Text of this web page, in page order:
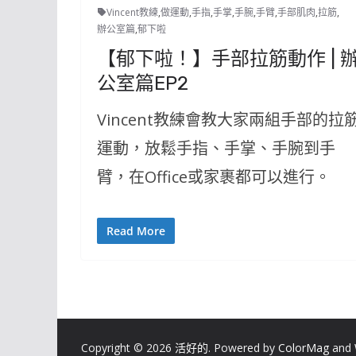
Vincent教練,做運動,手指,手掌,手腕,手臂,手部肌肉,拉筋,
辦公室篇,郁下啦
【郁下啦！】手部拉筋動作 |
公室篇EP2
Vincent教練會教大家兩組手部的拉
運動，放鬆手指、手掌、手腕到手
臂，在Office或家裹都可以進行。
Read More
Copyright © 2026 活好的. Powered by ColorMag and